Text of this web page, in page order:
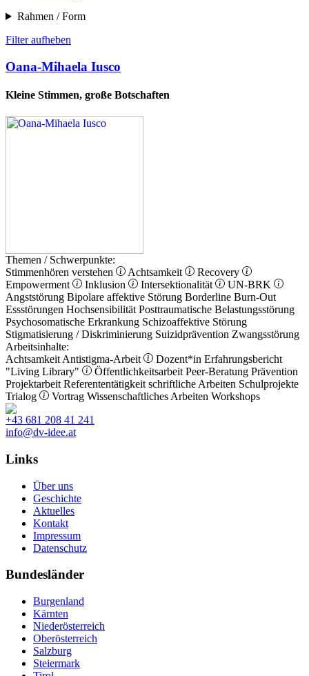
Rahmen / Form
Filter aufheben
Oana-Mihaela Iusco
Kleine Stimmen, große Botschaften
Themen / Schwerpunkte:
Stimmenhören verstehen
Achtsamkeit
Recovery
Empowerment
Inklusion Intersektionalität
UN-BRK
Angststörung Bipolare affektive Störung Borderline Burn-Out
Essstörungen Hochsensibilität Posttraumatische Belastungsstörung
Psychosomatische Erkrankung Schizoaffektive Störung
Stigmatisierung / Diskriminierung Suizidprävention Zwangsstörung
Arbeitsinhalte:
Achtsamkeit Antistigma-Arbeit Dozent*in Erfahrungsbericht
"Living Library"
Öffentlichkeitsarbeit Peer-Beratung Prävention
Projektarbeit Referententätigkeit schriftliche Arbeiten Schulprojekte
Trialog
Vortrag Wissenschaftliches Arbeiten Workshops
+43 681 208 41 241
info@dv-idee.at
Links
Über uns
Geschichte
Aktuelles
Kontakt
Impressum
Datenschutz
Bundesländer
Burgenland
Kärnten
Niederösterreich
Oberösterreich
Salzburg
Steiermark